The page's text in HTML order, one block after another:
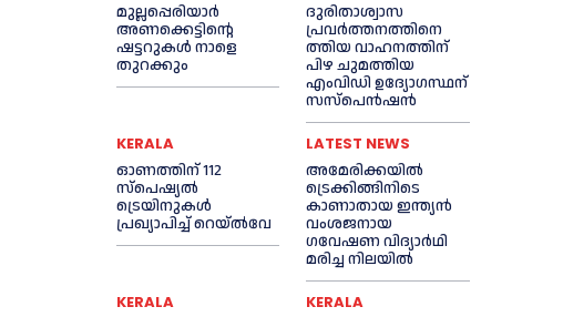
മുല്ലപ്പെരിയാര്‍
അണക്കെട്ടിന്റെ
ഷട്ടറുകള്‍ നാളെ
തുറക്കും
ദുരിതാശ്വാസ
പ്രവര്‍ത്തനത്തിനെ
ത്തിയ വാഹനത്തിന്
പിഴ ചുമത്തിയ
എംവിഡി ഉദ്യോഗസ്ഥന്
സസ്പെൻഷൻ
KERALA
ഓണത്തിന് 112
സ്പെഷ്യല്‍
ട്രെയിനുകള്‍
പ്രഖ്യാപിച്ച്‌ റെയ്ല്‍വേ
LATEST NEWS
അമേരിക്കയില്‍
ട്രെക്കിങ്ങിനിടെ
കാണാതായ ഇന്ത്യൻ
വംശജനായ
ഗവേഷണ വിദ്യാര്‍ഥി
മരിച്ച നിലയില്‍
KERALA KERALA